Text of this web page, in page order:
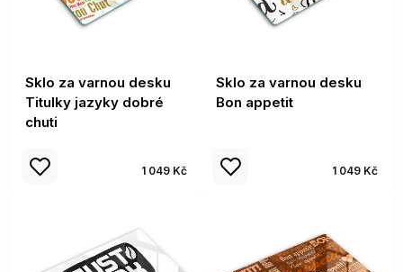
Sklo za varnou desku
Titulky jazyky dobré
chuti
1 049 Kč
Sklo za varnou desku
Bon appetit
1 049 Kč